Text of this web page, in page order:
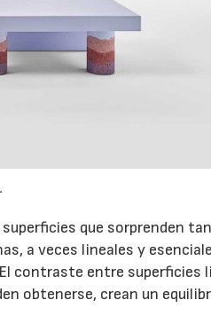
que sorprenden
a veces lineales y
contraste entre superficies
obtenerse, crean un20/07/2026